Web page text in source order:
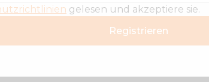
gelesen und akzeptiere sie.
Registrieren